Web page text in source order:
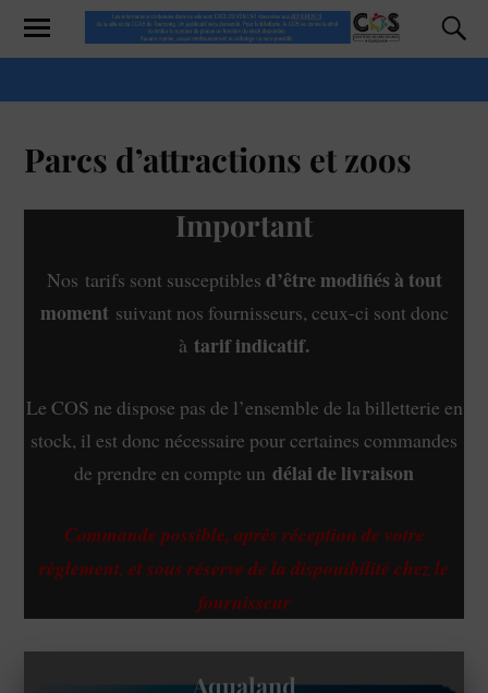
Parcs d’attractions et zoos
Important
Nos tarifs sont susceptibles d’être modifiés à tout
moment suivant nos fournisseurs, ceux-ci sont donc
à tarif indicatif.
Le COS ne dispose pas de l’ensemble de la billetterie en
stock, il est donc nécessaire pour certaines commandes
de prendre en compte un délai de livraison
Commande possible, après réception de votre
règlement, et sous réserve de la disponibilité chez le
fournisseur
Aqualand